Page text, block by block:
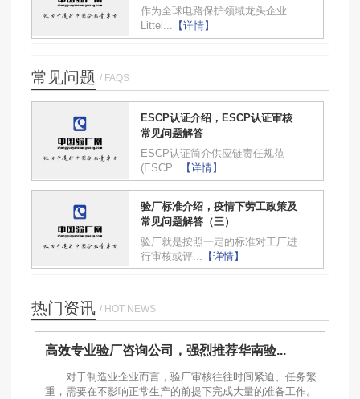
作为全球电路保护领域龙头企业
Littel... 【详情】
常见问题 / FAQS
ESCP认证介绍，ESCP认证审核
常见问题解答
ESCP认证简介供应链责任规范
(ESCP... 【详情】
验厂标准介绍，疫情下劳工政策及
常见问题解答（三）
验厂就是按照一定的标准对工厂进
行审核或评... 【详情】
热门资讯 / HOT NEWS
高效专业验厂咨询公司，强烈推荐华南验...
对于制造业企业而言，验厂审核往往时间紧迫、任务繁
重，需要在不影响正常生产的前提下完成大量的准备工作。